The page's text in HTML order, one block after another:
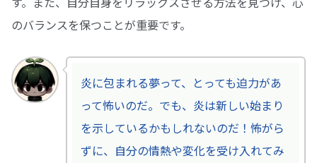
のバランスを保つことが重要です。
炎に包まれる夢って、とっても迫力があ
って怖いのだ。でも、炎は新しい始まり
を示しているかもしれないのだ！怖がら
ずに、自分の情熱や変化を受け入れてみ